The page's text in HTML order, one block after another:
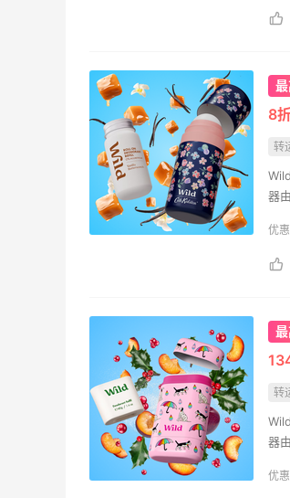
8
转
器
生
突
转
器
生
突
FWRD黑五2026海淘奢
FWRD美网2026黑五海
开始？
08月05日
【黑五海淘攻略】